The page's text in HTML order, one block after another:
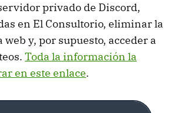
privado de Discord,
en El Consultorio, eliminar la
y, por supuesto, acceder a
Toda la información la
en este enlace.